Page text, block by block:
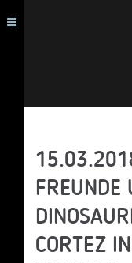
FREUNDE
CORTEZ